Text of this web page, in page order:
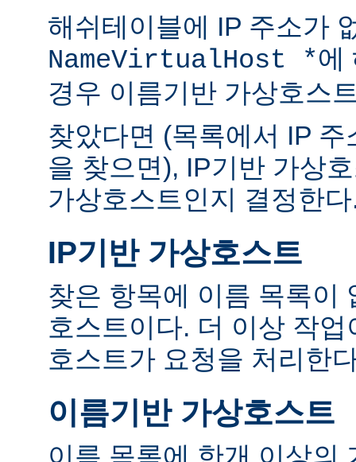
해쉬테이블에 IP 주소가
NameVirtualHost *에
경우 이름기반 가상호스
찾았다면 (목록에서 IP
을 찾으면), IP기반 가상
가상호스트인지 결정한
IP기반 가상호스트
찾은 항목에 이름 목록이
호스트이다. 더 이상 작
호스트가 요청을 처리한
이름기반 가상호스트
이름 목록에 한개 이상의